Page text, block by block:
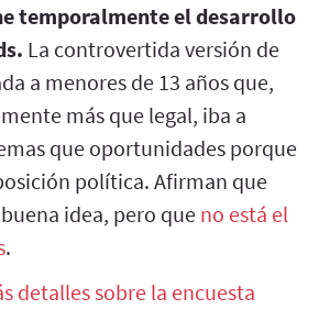
temporalmente el desarrollo
La controvertida versión de
a menores de 13 años que,
más que legal, iba a
que oportunidades porque
política. Afirman que
idea, pero que no está el
.
detalles sobre la encuesta